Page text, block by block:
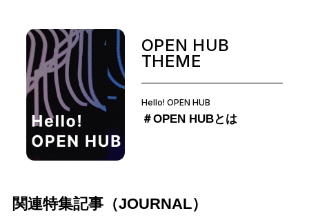
OPEN HUB
THEME
Hello! OPEN HUB
＃OPEN HUBとは
関連特集記事（JOURNAL）